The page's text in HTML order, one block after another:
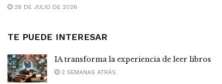
28 DE JULIO DE 2026
TE PUEDE INTERESAR
IA transforma la experiencia de leer libros
2 SEMANAS ATRÁS